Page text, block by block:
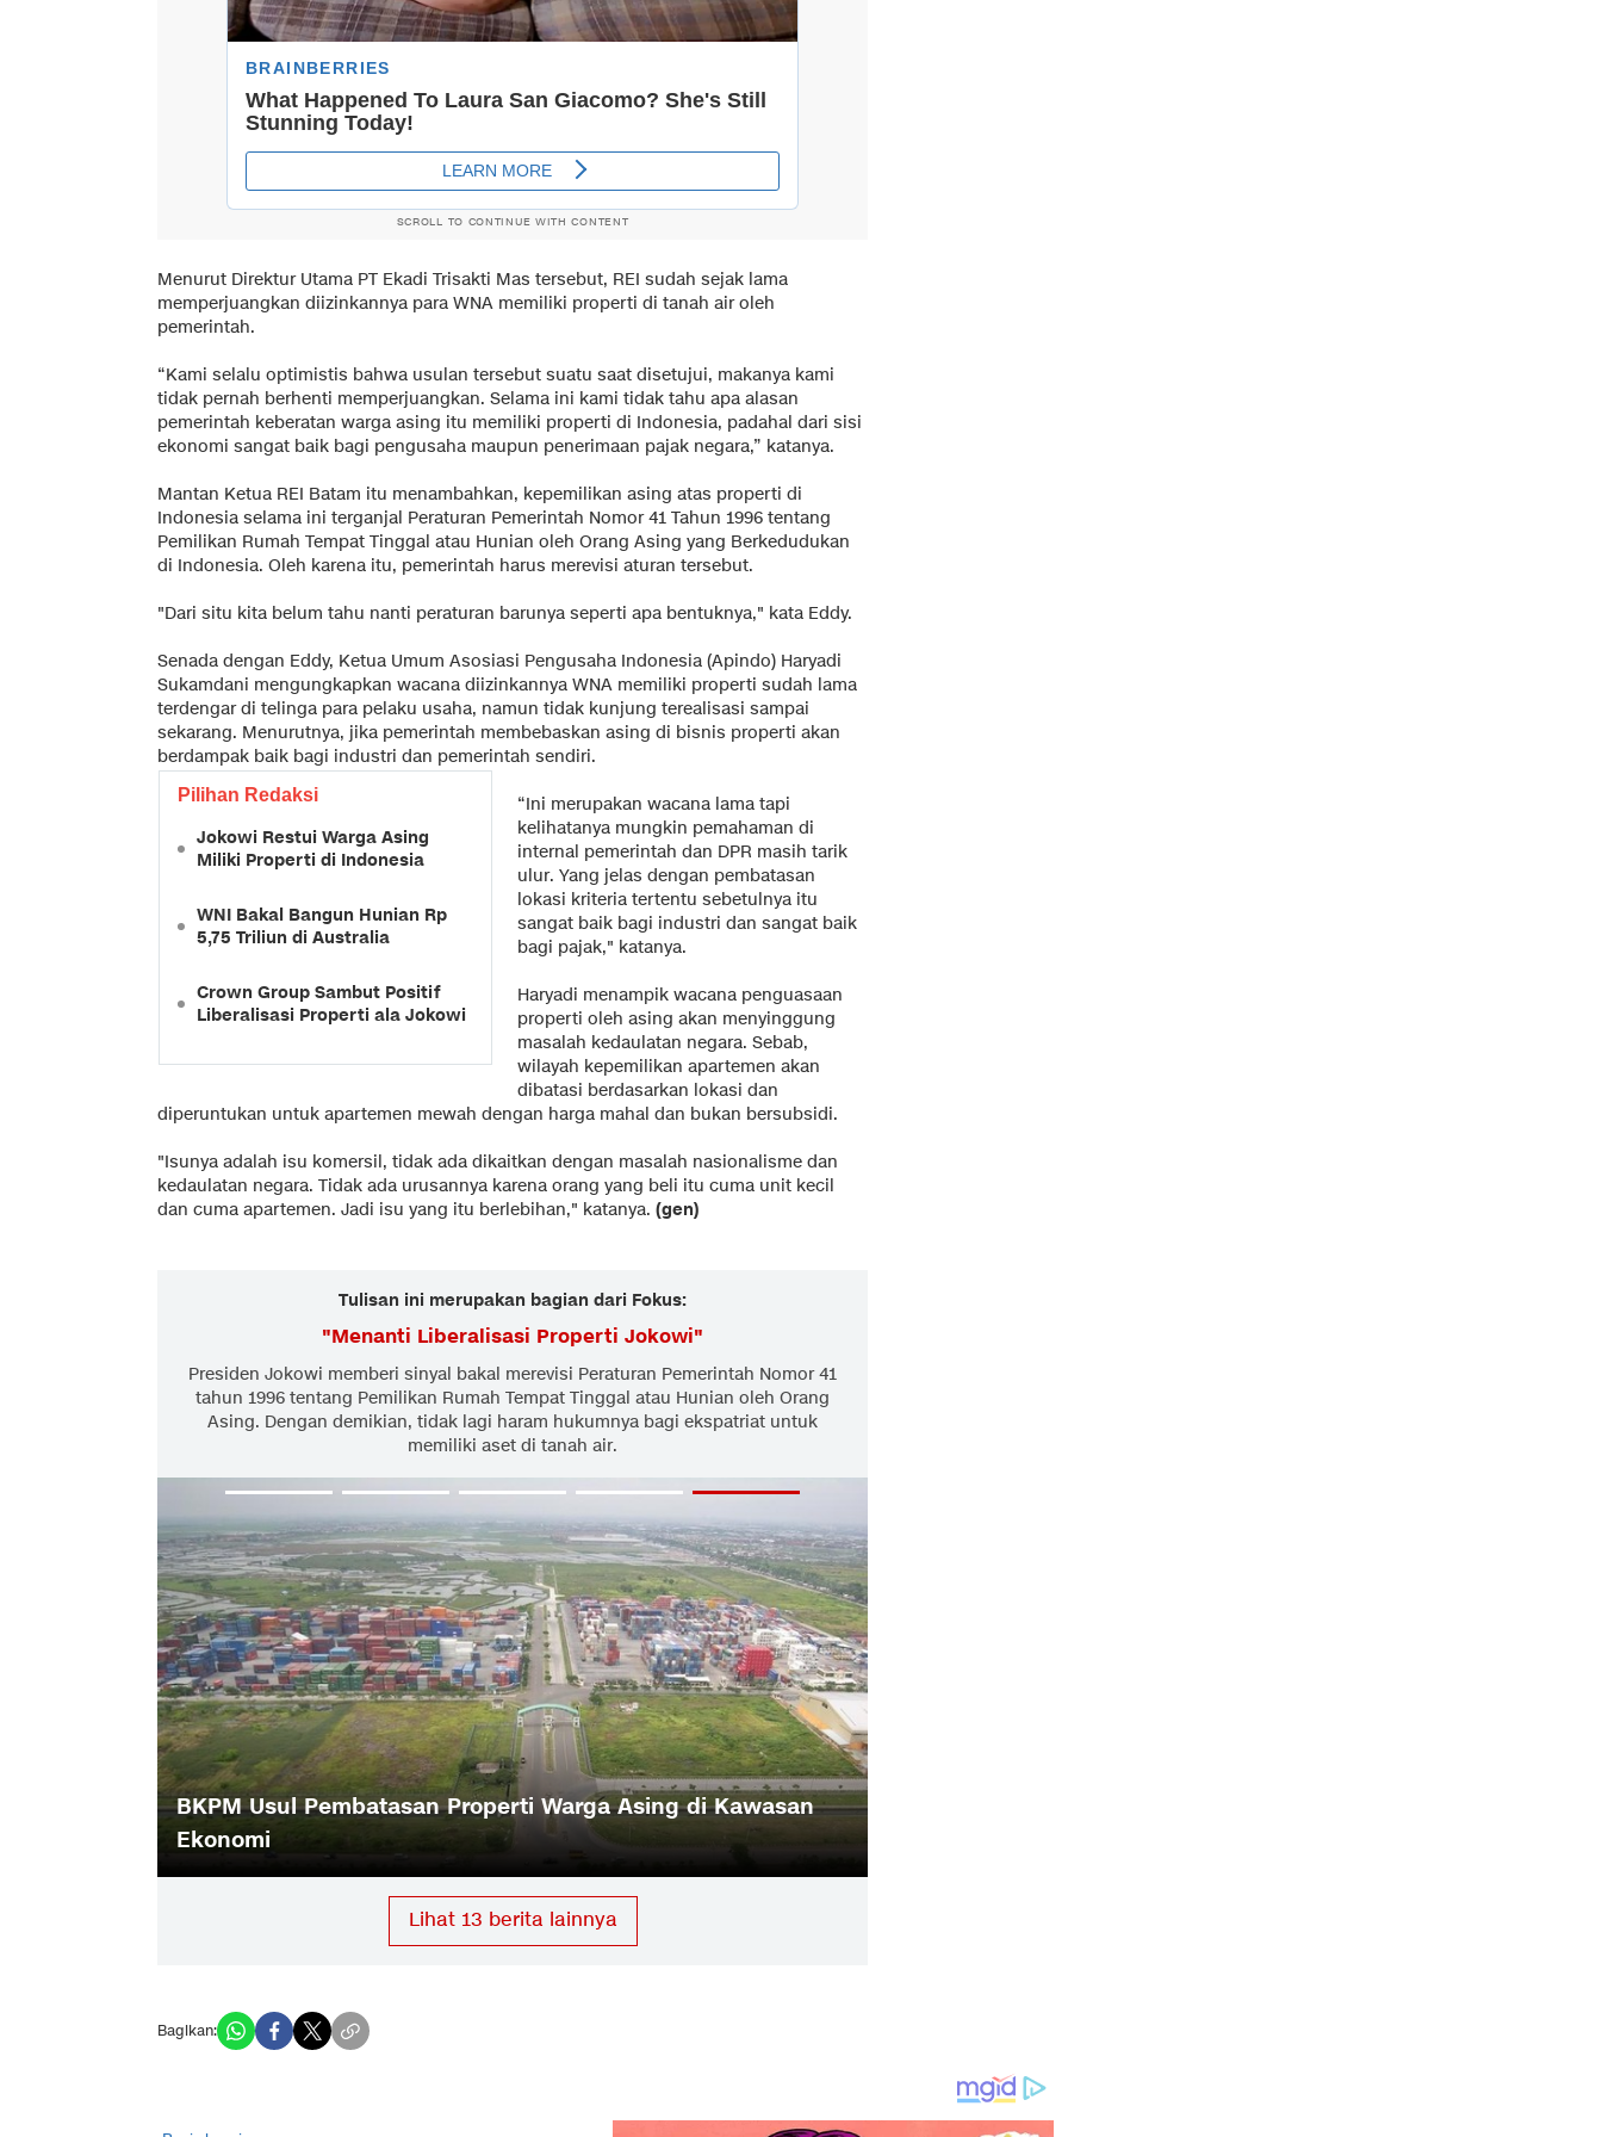
SCROLL TO CONTINUE WITH CONTENT
Menurut Direktur Utama PT Ekadi Trisakti Mas tersebut, REI sudah sejak lama
memperjuangkan diizinkannya para WNA memiliki properti di tanah air oleh
pemerintah.
“Kami selalu optimistis bahwa usulan tersebut suatu saat disetujui, makanya kami
tidak pernah berhenti memperjuangkan. Selama ini kami tidak tahu apa alasan
pemerintah keberatan warga asing itu memiliki properti di Indonesia, padahal dari sisi
ekonomi sangat baik bagi pengusaha maupun penerimaan pajak negara,” katanya.
Mantan Ketua REI Batam itu menambahkan, kepemilikan asing atas properti di
Indonesia selama ini terganjal Peraturan Pemerintah Nomor 41 Tahun 1996 tentang
Pemilikan Rumah Tempat Tinggal atau Hunian oleh Orang Asing yang Berkedudukan
di Indonesia. Oleh karena itu, pemerintah harus merevisi aturan tersebut.
"Dari situ kita belum tahu nanti peraturan barunya seperti apa bentuknya," kata Eddy.
Senada dengan Eddy, Ketua Umum Asosiasi Pengusaha Indonesia (Apindo) Haryadi
Sukamdani mengungkapkan wacana diizinkannya WNA memiliki properti sudah lama
terdengar di telinga para pelaku usaha, namun tidak kunjung terealisasi sampai
sekarang. Menurutnya, jika pemerintah membebaskan asing di bisnis properti akan
berdampak baik bagi industri dan pemerintah sendiri.
Pilihan Redaksi
Jokowi Restui Warga Asing
Miliki Properti di Indonesia
WNI Bakal Bangun Hunian Rp
5,75 Triliun di Australia
Crown Group Sambut Positif
Liberalisasi Properti ala Jokowi
“Ini merupakan wacana lama tapi
kelihatanya mungkin pemahaman di
internal pemerintah dan DPR masih tarik
ulur. Yang jelas dengan pembatasan
lokasi kriteria tertentu sebetulnya itu
sangat baik bagi industri dan sangat baik
bagi pajak," katanya.
Haryadi menampik wacana penguasaan
properti oleh asing akan menyinggung
masalah kedaulatan negara. Sebab,
wilayah kepemilikan apartemen akan
dibatasi berdasarkan lokasi dan
diperuntukan untuk apartemen mewah dengan harga mahal dan bukan bersubsidi.
"Isunya adalah isu komersil, tidak ada dikaitkan dengan masalah nasionalisme dan
kedaulatan negara. Tidak ada urusannya karena orang yang beli itu cuma unit kecil
dan cuma apartemen. Jadi isu yang itu berlebihan," katanya. (gen)
Tulisan ini merupakan bagian dari Fokus:
"Menanti Liberalisasi Properti Jokowi"
Presiden Jokowi memberi sinyal bakal merevisi Peraturan Pemerintah Nomor 41
tahun 1996 tentang Pemilikan Rumah Tempat Tinggal atau Hunian oleh Orang
Asing. Dengan demikian, tidak lagi haram hukumnya bagi ekspatriat untuk
memiliki aset di tanah air.
Berkah Penjualan Properti Warga
BKPM Usul Pembatasan Properti Warga Asing di Kawasan
Ekonomi
Lihat 13 berita lainnya
Bagikan: